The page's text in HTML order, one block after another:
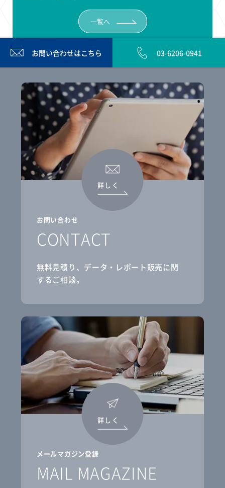
一覧へ
お問い合わせはこちら 03-6206-0941
お問い合わせ
CONTACT
無料見積り、データ・レポート販売に関
するご相談。
詳しく
メールマガジン登録
MAIL MAGAZINE
詳しく